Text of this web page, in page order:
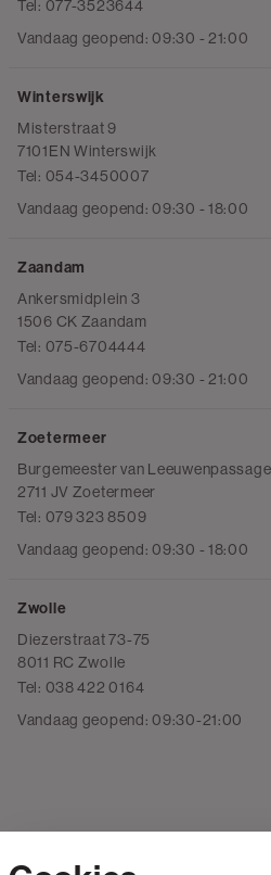
Tel: 077-3523644
Vandaag geopend: 09:30 - 21:00
Winterswijk
Misterstraat 9
7101EN Winterswijk
Tel: 054-3450007
Vandaag geopend: 09:30 - 18:00
Zaandam
Ankersmidplein 3
1506 CK Zaandam
Tel: 075-6704444
Vandaag geopend: 09:30 - 21:00
Zoetermeer
Burgemeester van
2711 JV Zoetermeer
Tel: 079 323 8509
Vandaag geopend: 09:30 - 18:00
Zwolle
Diezerstraat 73-75
8011 RC Zwolle
Tel: 038 422 0164
Vandaag geopend: 09:30-21:00